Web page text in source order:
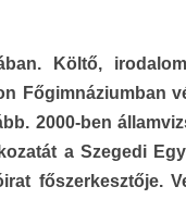
Költő,
Főgimnáziumban
2000-ben
a Szegedi
főszerkesztője.